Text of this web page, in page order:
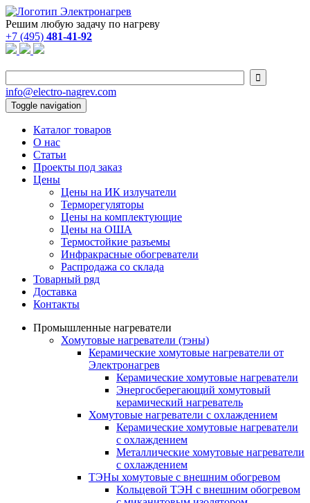
Решим любую задачу по нагреву
+7 (495) 481-41-92

info@electro-nagrev.com
Toggle navigation
Каталог товаров
О нас
Статьи
Проекты под заказ
Цены
Цены на ИК излучатели
Терморегуляторы
Цены на комплектующие
Цены на ОША
Термостойкие разъемы
Инфракрасные обогреватели
Распродажа со склада
Товарный ряд
Доставка
Контакты
Промышленные нагреватели
Хомутовые нагреватели (тэны)
Керамические хомутовые нагреватели от
Электронагрев
Керамические хомутовые нагреватели
Энергосберегающий хомутовый
керамический нагреватель
Хомутовые нагреватели с охлаждением
Керамические хомутовые нагреватели
с охлаждением
Металлические хомутовые нагреватели
с охлаждением
ТЭНы хомутовые с внешним обогревом
Кольцевой ТЭН с внешним обогревом